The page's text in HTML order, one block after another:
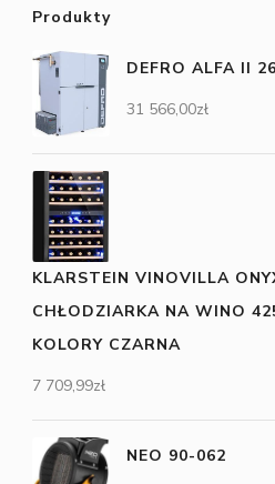
Produkty
DEFRO ALFA II
31 566,00zł
KLARSTEIN VINOVILLA
CHŁODZIARKA NA WINO
KOLORY CZARNA
7 709,99zł
NEO 90-062